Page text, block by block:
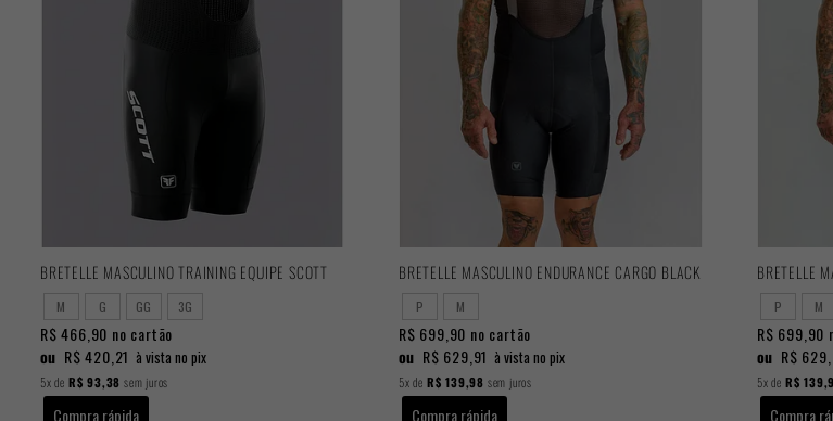
BRETELLE MASCULINO TRAINING EQUIPE SCOTT
M G GG 3G
R$ 466,90 no cartão
ou R$ 420,21 à vista no pix
5xde R$ 93,38 sem juros
Compra rápida
BRETELLE MASCULINO ENDURANCE CARGO BLACK
P M
R$ 699,90 no cartão
ou R$ 629,91 à vista no pix
5xde R$ 139,98 sem juros
Compra rápida
BRETELLE
P M
R$ 699,90
ou R$
5xde R$
Compra